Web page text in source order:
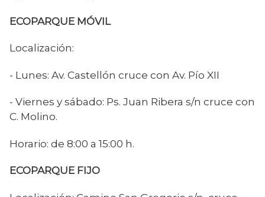
ECOPARQUE MÓVIL
Localización:
- Lunes: Av. Castellón cruce con Av. Pío XII
- Viernes y sábado: Ps. Juan Ribera s/n cruce con
C. Molino.
Horario: de 8:00 a 15:00 h.
ECOPARQUE FIJO